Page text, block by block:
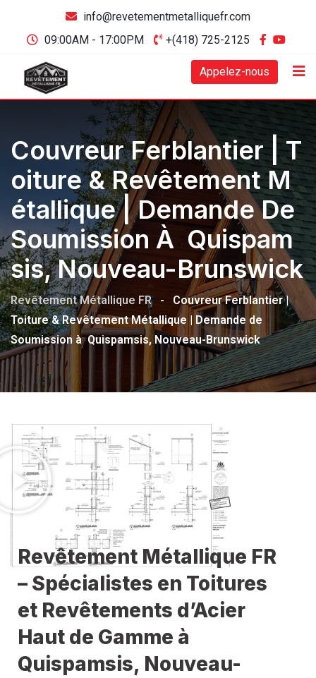
info@revetementmetalliquefr.com
09:00AM - 17:00PM
+(418) 725-2125
Appelez-nous
Couvreur Ferblantier | T
Oiture & Revêtement M
Étallique | Demande De
Soumission À Quispam
Sis, Nouveau-Brunswick
Revêtement Métallique FR -
Couvreur Ferblantier |
Toiture & Revêtement Métallique | Demande de
Soumission à Quispamsis, Nouveau-Brunswick
Revêtement Métallique FR
– Spécialistes en Toitures
et Revêtements d’Acier
Haut de Gamme à
Quispamsis, Nouveau-